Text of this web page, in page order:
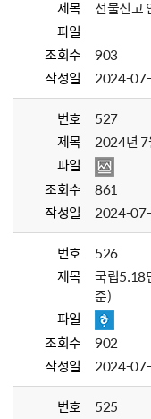
제목
선물신고
파일
조회수
903
작성일
2024-
번호
527
제목
2024년 7
파일
조회수
861
작성일
2024-
번호
526
제목
국립5.18
준)
파일
조회수
902
작성일
2024-
번호
525